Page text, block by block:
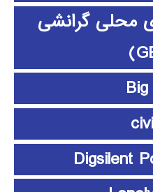
محلی گرانشی
Digsilent